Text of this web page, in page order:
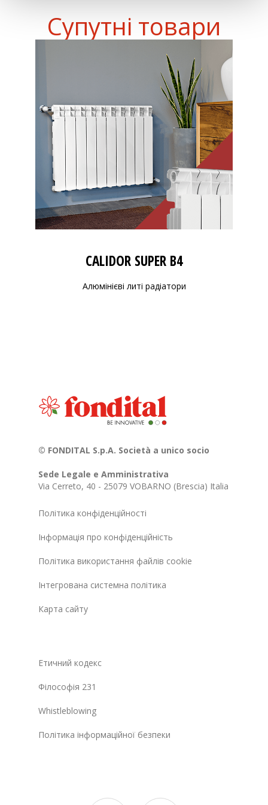
Супутні товари
CALIDOR SUPER B4
Алюмінієві литі радіатори
© FONDITAL S.p.A. Società a unico socio
Sede Legale e Amministrativa
Via Cerreto, 40 - 25079 VOBARNO (Brescia) Italia
Політика конфіденційності
Інформація про конфіденційність
Політика використання файлів cookie
Інтегрована системна політика
Карта сайту
Етичний кодекс
Філософія 231
Whistleblowing
Політика інформаційної безпеки